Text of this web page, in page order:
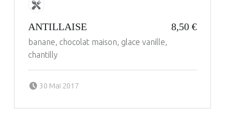
ANTILLAISE 8,50 €
banane, chocolat maison, glace vanille,
chantilly
30 Mai 2017